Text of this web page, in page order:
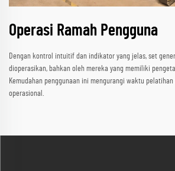
Operasi Ramah Pengguna
Dengan kontrol intuitif dan indikator yang jelas, set
dioperasikan, bahkan oleh mereka yang memiliki
Kemudahan penggunaan ini mengurangi waktu
operasional.